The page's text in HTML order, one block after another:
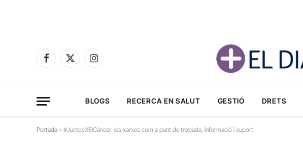
Facebook
X
Instagram
BLOGS RECERCA EN SALUT GESTIÓ DRETS
Portada » #JuntosXElCáncer: les xarxes com a punt de trobada, informació i suport